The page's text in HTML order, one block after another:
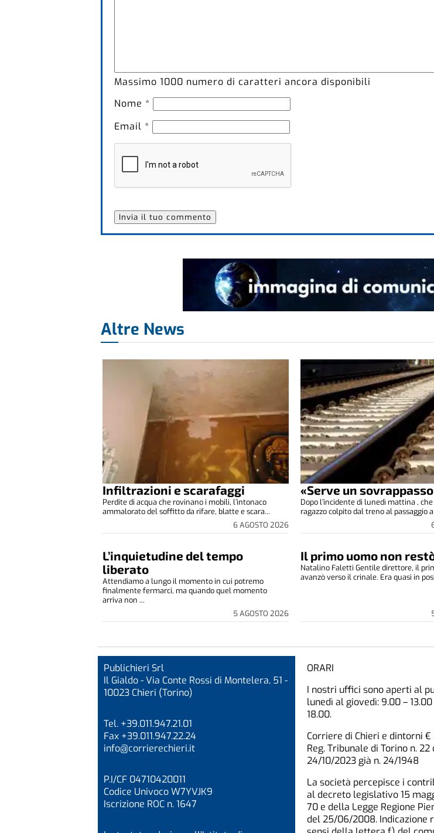
Massimo 1000 numero di caratteri ancora disponibili
Nome *
Email *
Altre News
Infiltrazioni e scarafaggi
6 AGOSTO 2026
Perdite di acqua che rovinano i mobili, l’intonaco
ammalorato del soffitto da rifare, blatte e scara...
«Serve un
Dopo l’incidente di lunedì mattina ,
ragazzo colpito dal treno al passaggio
L’inquietudine del tempo
liberato
5 AGOSTO 2026
Attendiamo a lungo il momento in cui potremo
finalmente fermarci, ma quando quel momento
arriva non ...
Il primo uomo non
Natalino Faletti Gentile direttore, il
avanzò verso il crinale. Era quasi in
Publichieri Srl
Il Gialdo - Via Conte Rossi di Montelera, 51 -
10023 Chieri (Torino)
Tel. +39.011.947.21.01
Fax +39.011.947.22.24
info@corrierechieri.it
P.I/CF 04710420011
Codice Univoco W7YVJK9
Iscrizione ROC n. 1647
ORARI
I nostri uffici sono aperti al
lunedì al giovedì: 9.00 – 13.00
18.00.
Corriere di Chieri e dintorni €
Reg. Tribunale di Torino n. 22
24/10/2023 già n. 24/1948
La società percepisce i
al decreto legislativo 15
70 e della Legge Regione
del 25/06/2008. Indicazione